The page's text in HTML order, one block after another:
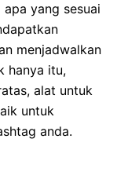
yang sesuai
menjadwalkan
hanya itu,
alat untuk
untuk
anda.